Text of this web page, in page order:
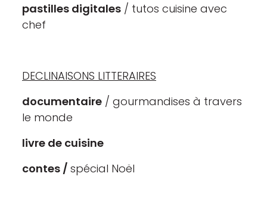
pastilles digitales / tutos cuisine avec
chef
DECLINAISONS LITTERAIRES
documentaire / gourmandises à travers
le monde
livre de cuisine
contes / spécial Noël